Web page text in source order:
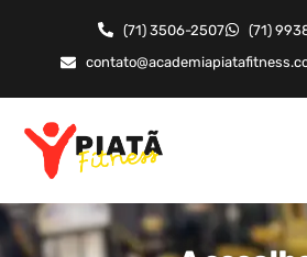
(71) 3506-2507
(71)